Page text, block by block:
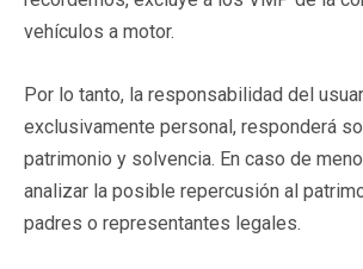
vehículos a motor.
Por lo tanto, la responsabilidad del
exclusivamente personal, responderá
patrimonio y solvencia. En caso de
analizar la posible repercusión al
padres o representantes legales.